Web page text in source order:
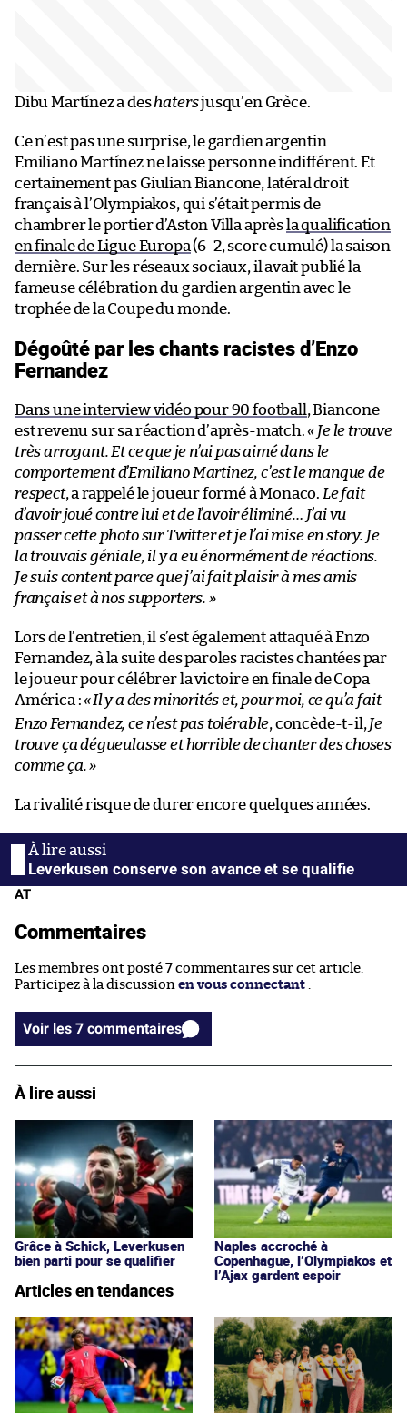
Dibu Martínez a deshatersjusqu’en Grèce.
Ce n’est pas une surprise, le gardien argentin
Emiliano Martínez ne laisse personne indifférent. Et
certainement pas Giulian Biancone, latéral droit
français à l’Olympiakos, qui s’était permis de
chambrer le portier d’Aston Villa après la qualification
en finale de Ligue Europa(6-2, score cumulé) la saison
dernière. Sur les réseaux sociaux, il avait publié la
fameuse célébration du gardien argentin avec le
trophée de la Coupe du monde.
Dégoûté par les chants racistes d’Enzo
Fernandez
Dans une interview vidéo pour 90 football, Biancone
est revenu sur sa réaction d’après-match.« Je le trouve
très arrogant. Et ce que je n’ai pas aimé dans le
comportement d’Emiliano Martinez, c’est le manque de
respect, a rappelé le joueur formé à Monaco. Le fait
d’avoir joué contre lui et de l’avoir éliminé… J’ai vu
passer cette photo sur Twitter et je l’ai mise en story. Je
la trouvais géniale, il y a eu énormément de réactions.
Je suis content parce que j’ai fait plaisir à mes amis
français et à nos supporters. »
Lors de l’entretien, il s’est également attaqué à Enzo
Fernandez, à la suite des paroles racistes chantées par
le joueur pour célébrer la victoire en finale de Copa
América :«Il y a des minorités et, pour moi, ce qu’a fait
Enzo Fernandez, ce n’est pas tolérable, concède-t-il, Je
trouve ça dégueulasse et horrible de chanter des choses
comme ça.»
La rivalité risque de durer encore quelques années.
Leverkusen conserve son avance et se qualifie
AT
Commentaires
Les membres ont posté 7 commentaires sur cet article.
Participez à la discussion en vous connectant
Voir les 7 commentaires
À lire aussi
Grâce à Schick, Leverkusen
bien parti pour se qualifier
Naples accroché à
Copenhague, l’Olympiakos et
l’Ajax gardent espoir
Articles en tendances